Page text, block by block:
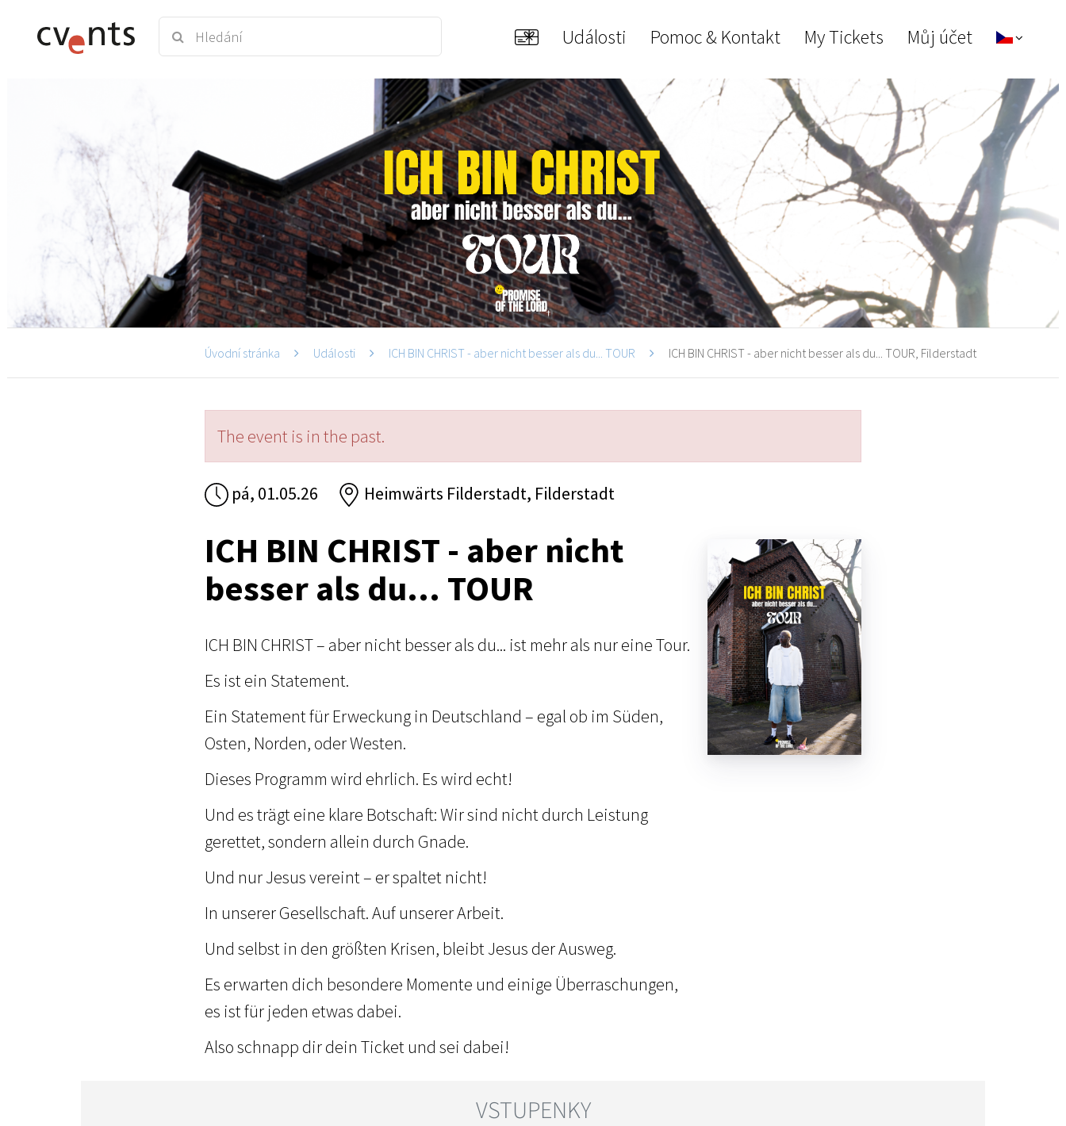
Události Pomoc & Kontakt My Tickets Můj účet
Úvodní stránka Události ICH BIN CHRIST - aber nicht besser als du... TOUR ICH BIN CHRIST - aber nicht besser als du... TOUR, Filderstadt
The event is in the past.
pá, 01.05.26 Heimwärts Filderstadt, Filderstadt
ICH BIN CHRIST - aber nicht
besser als du... TOUR
ICH BIN CHRIST – aber nicht besser als du... ist mehr als nur eine Tour.
Es ist ein Statement.
Ein Statement für Erweckung in Deutschland – egal ob im Süden,
Osten, Norden, oder Westen.
Dieses Programm wird ehrlich. Es wird echt!
Und es trägt eine klare Botschaft: Wir sind nicht durch Leistung
gerettet, sondern allein durch Gnade.
Und nur Jesus vereint – er spaltet nicht!
In unserer Gesellschaft. Auf unserer Arbeit.
Und selbst in den größten Krisen, bleibt Jesus der Ausweg.
Es erwarten dich besondere Momente und einige Überraschungen,
es ist für jeden etwas dabei.
Also schnapp dir dein Ticket und sei dabei!